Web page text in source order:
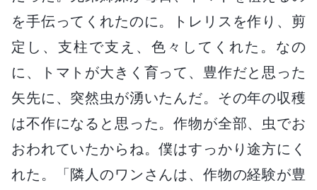
を手伝ってくれたのに。トレリスを作り、剪
定し、支柱で支え、色々してくれた。なの
に、トマトが大きく育って、豊作だと思った
矢先に、突然虫が湧いたんだ。その年の収穫
は不作になると思った。作物が全部、虫でお
おわれていたからね。僕はすっかり途方にく
れた。「隣人のワンさんは、作物の経験が豊